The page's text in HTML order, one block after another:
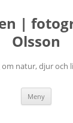
|
Olsson
om natur, djur och
Meny Hoppa